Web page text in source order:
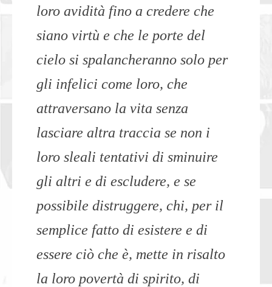
loro avidità fino a credere che
siano virtù e che le porte del
cielo si spalancheranno solo per
gli infelici come loro, che
attraversano la vita senza
lasciare altra traccia se non i
loro sleali tentativi di sminuire
gli altri e di escludere, e se
possibile distruggere, chi, per il
semplice fatto di esistere e di
essere ciò che è, mette in risalto
la loro povertà di spirito, di